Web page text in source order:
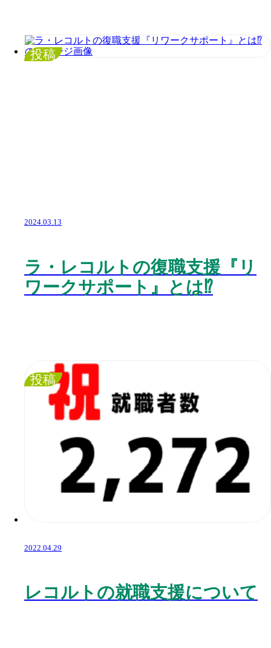
投稿
2024.03.13
ラ・レコルトの復職支援『リ
ワークサポート』とは⁉️
投稿
2022.04.29
レコルトの就職支援について